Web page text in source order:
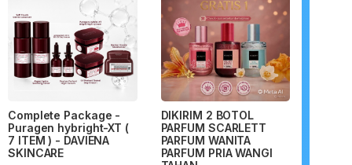
Complete Package -
Puragen hybright-XT (
7 ITEM ) - DAVIENA
SKINCARE
DIKIRIM 2 BOTOL
PARFUM SCARLETT
PARFUM WANITA
PARFUM PRIA WANGI